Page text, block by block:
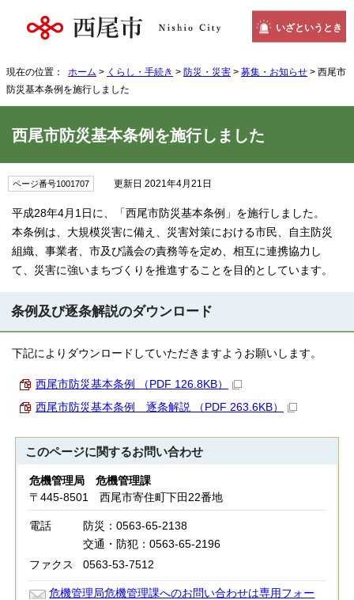
いざというとき
現在の位置： ホーム > くらし・手続き > 防災・災害 > 募集・お知らせ > 西尾市
防災基本条例を施行しました
西尾市防災基本条例を施行しました
ページ番号1001707 更新日 2021年4月21日
平成28年4月1日に、「西尾市防災基本条例」を施行しました。
本条例は、大規模災害に備え、災害対策における市民、自主防災
組織、事業者、市及び議会の責務等を定め、相互に連携協力し
て、災害に強いまちづくりを推進することを目的としています。
条例及び逐条解説のダウンロード
下記によりダウンロードしていただきますようお願いします。
西尾市防災基本条例 （PDF 126.8KB）
西尾市防災基本条例 逐条解説 （PDF 263.6KB）
このページに関するお問い合わせ
危機管理局 危機管理課
〒445-8501 西尾市寄住町下田22番地
電話
防災：0563-65-2138
交通・防犯：0563-65-2196
ファクス
0563-53-7512
危機管理局危機管理課へのお問い合わせは専用フォー